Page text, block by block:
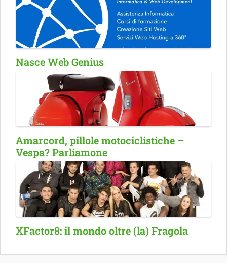
Nasce Web Genius
Amarcord, pillole motociclistiche –
Vespa? Parliamone
XFactor8: il mondo oltre (la) Fragola